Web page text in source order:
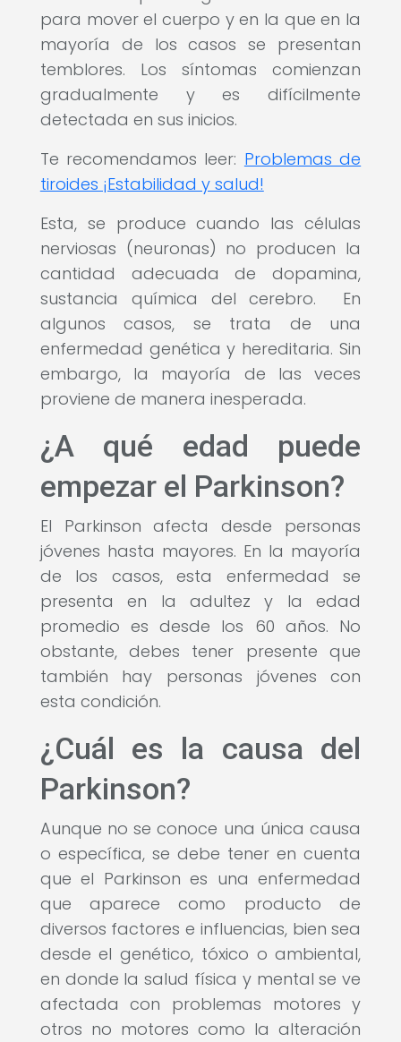
para mover el cuerpo y en la que en la
mayoría de los casos se presentan
temblores. Los síntomas comienzan
gradualmente y es difícilmente
detectada en sus inicios.
Te recomendamos leer: Problemas de
tiroides ¡Estabilidad y salud!
Esta, se produce cuando las células
nerviosas (neuronas) no producen la
cantidad adecuada de dopamina,
sustancia química del cerebro. En
algunos casos, se trata de una
enfermedad genética y hereditaria. Sin
embargo, la mayoría de las veces
proviene de manera inesperada.
¿A qué edad puede
empezar el Parkinson?
El Parkinson afecta desde personas
jóvenes hasta mayores. En la mayoría
de los casos, esta enfermedad se
presenta en la adultez y la edad
promedio es desde los 60 años. No
obstante, debes tener presente que
también hay personas jóvenes con
esta condición.
¿Cuál es la causa del
Parkinson?
Aunque no se conoce una única causa
o específica, se debe tener en cuenta
que el Parkinson es una enfermedad
que aparece como producto de
diversos factores e influencias, bien sea
desde el genético, tóxico o ambiental,
en donde la salud física y mental se ve
afectada con problemas motores y
otros no motores como la alteración